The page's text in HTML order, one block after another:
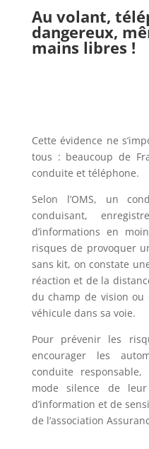
Au volant,
dangereux,
mains libres !
Cette évidence ne
tous : beaucoup de
conduite et téléphone.
Selon l’OMS, un
conduisant,
d’informations en
risques de provoquer
sans kit, on constate
réaction et de la
du champ de vision
véhicule dans sa voie.
Pour prévenir les
encourager les
conduite
mode silence de
d’information et de
de l’association